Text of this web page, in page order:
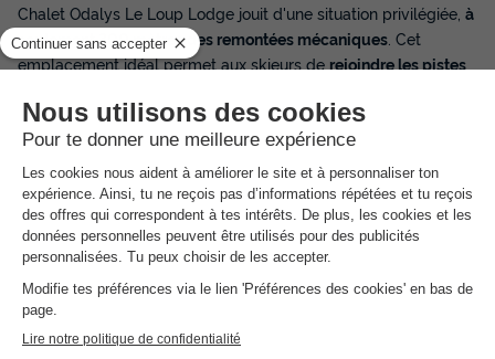
Chalet Odalys Le Loup Lodge jouit d'une situation privilégiée, à
seulement 300 mètres des remontées mécaniques . Cet
emplacement idéal permet aux skieurs de rejoindre les pistes
des Deux Alpes
, l'un des plus grands d'Europe. Le retour au
chalet, après une journée intense sur lespistes du glacier
tout aussi aisé, garantissant un confort optimal pour tous.
Rien de tel que de se détendre après une longue journée sur
les pistes ! Pour cela, votre chalet met à votre disposition un
espace bien-être d’exception :un sauna pour vous ressourcer
et surtout, une piscine couverte et chauffée. C’est l’endroit
parfait pour vous relaxer et vous ressourcer avant une nouvelle
journée de ski.